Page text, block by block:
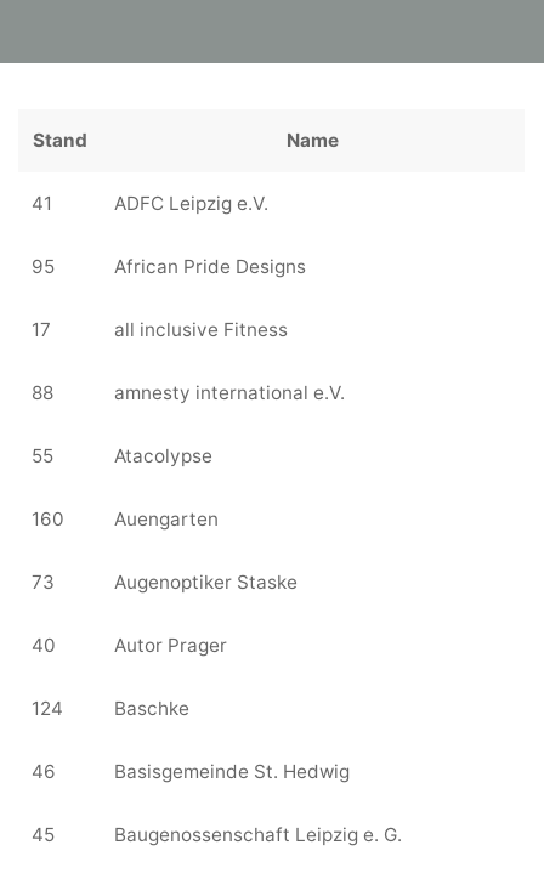
Stand Name
41 ADFC Leipzig e.V.
95 African Pride Designs
17 all inclusive Fitness
88 amnesty international e.V.
55 Atacolypse
160 Auengarten
73 Augenoptiker Staske
40 Autor Prager
124 Baschke
46 Basisgemeinde St. Hedwig
45 Baugenossenschaft Leipzig e. G.